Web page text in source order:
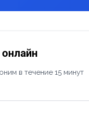
в течение 15 минут